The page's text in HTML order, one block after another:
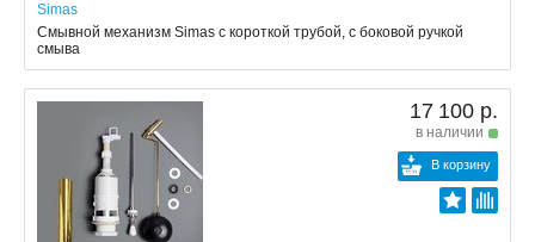
Simas
Смывной механизм Simas с короткой трубой, с боковой ручкой
смыва
17 100 р.
в наличии
В корзину